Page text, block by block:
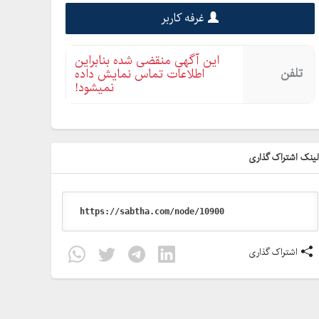
غرفه کاربر
تلفن
این آگهی منقضی شده بنابراین
اطلاعات تماس نمایش داده
نمیشود!
اشتراک گذاری
اشتراک گذاری